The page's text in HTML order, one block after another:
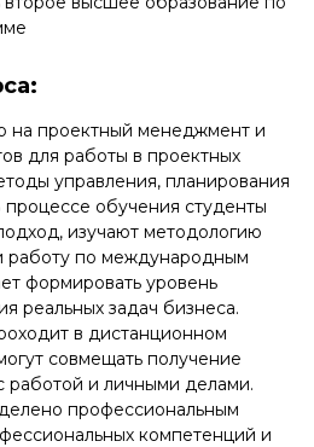
на проектный менеджмент и
для работы в проектных
управления, планирования
обучения студенты
изучают методологию
работу по международным
формировать уровень
реальных задач бизнеса.
в дистанционном
совмещать получение
работой и личными делами.
профессиональным
компетенций и